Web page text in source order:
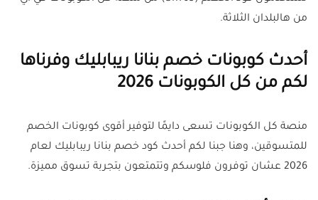
من هالبلدان الثلاثة.
أحدث كوبونات خصم بنانا ريبابليك وفرناها
لكم من كل الكوبونات 2026
منصة كل الكوبونات تسعى دايمًا لتوفير أقوى كوبونات الخصم
للمتسوقين، وهنا جبنا لكم أحدث كود خصم بنانا ريبابليك لعام
2026 عشان توفرون فلوسكم وتتمتعون بتجربة تسوق مميزة.